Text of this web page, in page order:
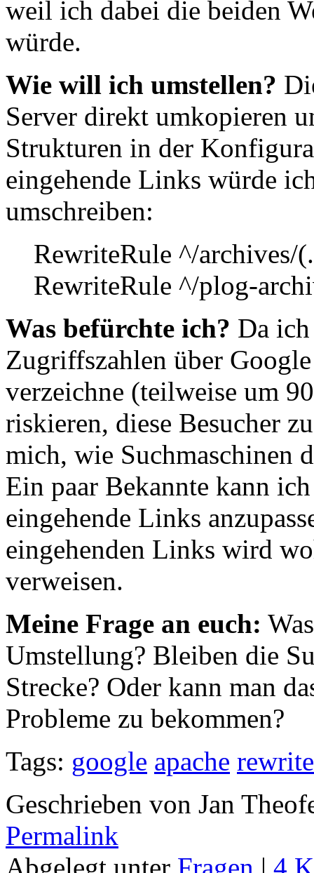
weil ich dabei die beiden
würde.
Wie will ich umstellen?
Server direkt umkopieren
Strukturen in der
eingehende Links würde
umschreiben:
RewriteRule ^/archives/
RewriteRule ^/plog-
Was befürchte ich? Da
Zugriffszahlen über
verzeichne (teilweise um
riskieren, diese Besucher
mich, wie Suchmaschinen
Ein paar Bekannte kann
eingehende Links
eingehenden Links wird
verweisen.
Meine Frage an euch:
Umstellung? Bleiben die
Strecke? Oder kann man
Probleme zu bekommen?
Tags: google apache rewrite
Geschrieben von Jan
Permalink
Abgelegt unter Fragen | 4